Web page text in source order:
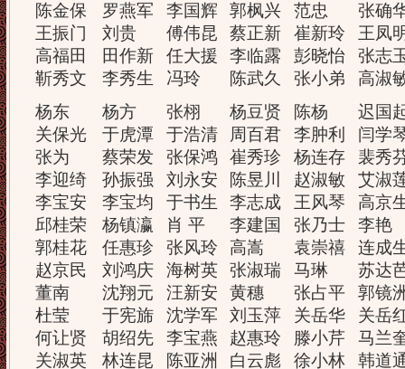
陈金保
王振门
高福田
靳秀文
罗燕军
刘贵
田作新
李秀生
李国辉
傅伟昆
任大援
冯玲
郭枫兴
蔡正新
李临露
陈武久
范忠
崔新玲
彭晓怡
张小弟
张确
王凤
张志
高淑
杨东
关保光
张为
李迎绮
李宝安
邱桂荣
郭桂花
赵京民
董南
杜莹
何让贤
关淑英
杨方
于虎潭
蔡荣发
孙振强
李宝均
杨镇瀛
任惠珍
刘鸿庆
沈翔元
于宪旆
胡绍先
林连昆
张栩
于浩清
张保鸿
刘永安
于书生
肖 平
张风玲
海树英
汪新安
沈学军
李宝燕
陈亚洲
杨豆贤
周百君
崔秀珍
陈昱川
李志成
李建国
高嵩
张淑瑞
黄穗
刘玉萍
赵惠玲
白云彪
陈杨
李肿利
杨连存
赵淑敏
王风琴
张乃士
袁崇禧
马琳
张占平
关岳华
滕小芹
徐小林
迟国
闫学
裴秀
艾淑
高京
李艳
连成
苏达
郭镜
关岳
马兰
韩道